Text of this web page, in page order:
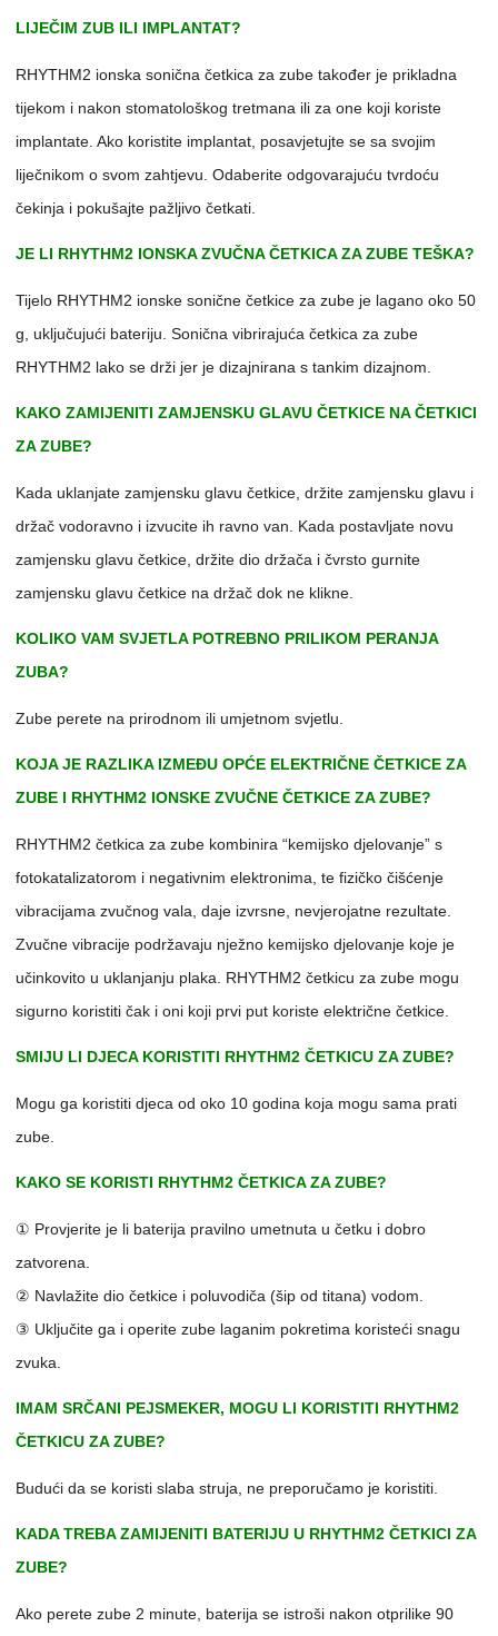
LIJEČIM ZUB ILI IMPLANTAT?
RHYTHM2 ionska sonična četkica za zube također je prikladna
tijekom i nakon stomatološkog tretmana ili za one koji koriste
implantate. Ako koristite implantat, posavjetujte se sa svojim
liječnikom o svom zahtjevu. Odaberite odgovarajuću tvrdoću
čekinja i pokušajte pažljivo četkati.
JE LI RHYTHM2 IONSKA ZVUČNA ČETKICA ZA ZUBE TEŠKA?
Tijelo RHYTHM2 ionske sonične četkice za zube je lagano oko 50
g, uključujući bateriju. Sonična vibrirajuća četkica za zube
RHYTHM2 lako se drži jer je dizajnirana s tankim dizajnom.
KAKO ZAMIJENITI ZAMJENSKU GLAVU ČETKICE NA ČETKICI
ZA ZUBE?
Kada uklanjate zamjensku glavu četkice, držite zamjensku glavu i
držač vodoravno i izvucite ih ravno van. Kada postavljate novu
zamjensku glavu četkice, držite dio držača i čvrsto gurnite
zamjensku glavu četkice na držač dok ne klikne.
KOLIKO VAM SVJETLA POTREBNO PRILIKOM PERANJA
ZUBA?
Zube perete na prirodnom ili umjetnom svjetlu.
KOJA JE RAZLIKA IZMEĐU OPĆE ELEKTRIČNE ČETKICE ZA
ZUBE I RHYTHM2 IONSKE ZVUČNE ČETKICE ZA ZUBE?
RHYTHM2 četkica za zube kombinira “kemijsko djelovanje” s
fotokatalizatorom i negativnim elektronima, te fizičko čišćenje
vibracijama zvučnog vala, daje izvrsne, nevjerojatne rezultate.
Zvučne vibracije podržavaju nježno kemijsko djelovanje koje je
učinkovito u uklanjanju plaka. RHYTHM2 četkicu za zube mogu
sigurno koristiti čak i oni koji prvi put koriste električne četkice.
SMIJU LI DJECA KORISTITI RHYTHM2 ČETKICU ZA ZUBE?
Mogu ga koristiti djeca od oko 10 godina koja mogu sama prati
zube.
KAKO SE KORISTI RHYTHM2 ČETKICA ZA ZUBE?
① Provjerite je li baterija pravilno umetnuta u četku i dobro
zatvorena.
② Navlažite dio četkice i poluvodiča (šip od titana) vodom.
③ Uključite ga i operite zube laganim pokretima koristeći snagu
zvuka.
IMAM SRČANI PEJSMEKER, MOGU LI KORISTITI RHYTHM2
ČETKICU ZA ZUBE?
Budući da se koristi slaba struja, ne preporučamo je koristiti.
KADA TREBA ZAMIJENITI BATERIJU U RHYTHM2 ČETKICI ZA
ZUBE?
Ako perete zube 2 minute, baterija se istroši nakon otprilike 90